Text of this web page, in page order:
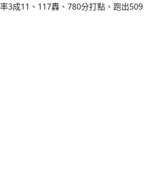
3成11、117轟、780分打點、跑出509